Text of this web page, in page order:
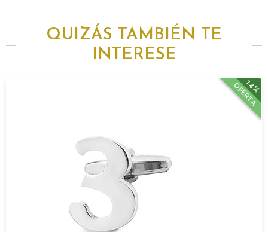
QUIZÁS TAMBIÉN TE
INTERESE
14%
OFERTA